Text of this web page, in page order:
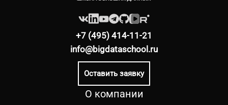
+7 (495) 414-11-21
info@bigdataschool.ru
Оставить заявку
О компании